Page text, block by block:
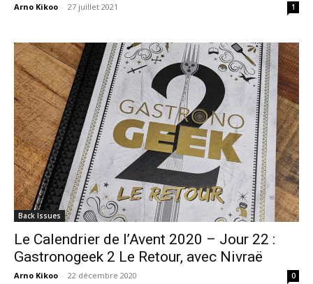
Arno Kikoo - 27 juillet 2021 1
Back Issues
Le Calendrier de l’Avent 2020 – Jour 22 :
Gastronogeek 2 Le Retour, avec Nivraë
Arno Kikoo - 22 décembre 2020 0